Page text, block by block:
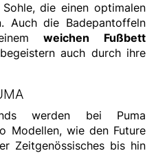
die einen optimalen
Auch die Badepantoffeln
weichen Fußbett
auch durch ihre
werden bei Puma
Modellen, wie den Future
Zeitgenössisches bis hin